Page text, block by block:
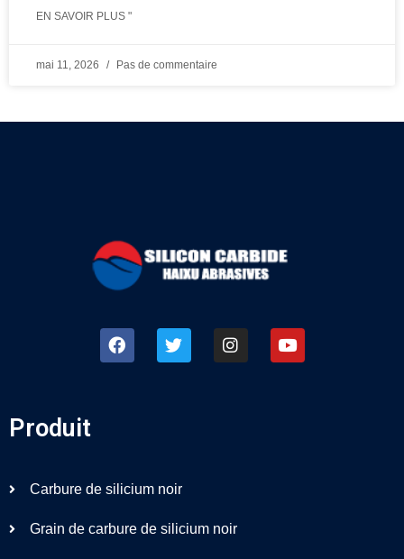
EN SAVOIR PLUS "
mai 11, 2026 Pas de commentaire
Produit
Carbure de silicium noir
Grain de carbure de silicium noir